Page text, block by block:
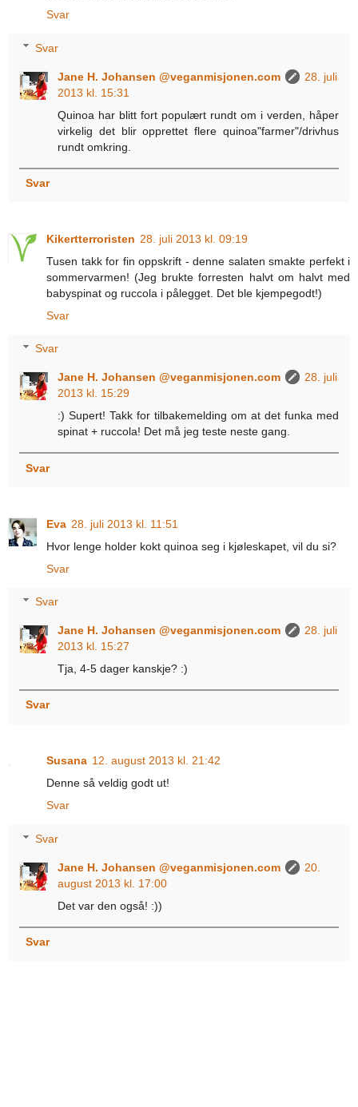
Svar
Svar
Jane H. Johansen @veganmisjonen.com
28. juli
2013 kl. 15:31
Quinoa har blitt fort populært rundt om i verden, håper
virkelig det blir opprettet flere quinoa"farmer"/drivhus
rundt omkring.
Svar
Kikertterroristen 28. juli 2013 kl. 09:19
Tusen takk for fin oppskrift - denne salaten smakte perfekt i
sommervarmen! (Jeg brukte forresten halvt om halvt med
babyspinat og ruccola i pålegget. Det ble kjempegodt!)
Svar
Svar
Jane H. Johansen @veganmisjonen.com
28. juli
2013 kl. 15:29
:) Supert! Takk for tilbakemelding om at det funka med
spinat + ruccola! Det må jeg teste neste gang.
Svar
Eva 28. juli 2013 kl. 11:51
Hvor lenge holder kokt quinoa seg i kjøleskapet, vil du si?
Svar
Svar
Jane H. Johansen @veganmisjonen.com
28. juli
2013 kl. 15:27
Tja, 4-5 dager kanskje? :)
Svar
Susana 12. august 2013 kl. 21:42
Denne så veldig godt ut!
Svar
Svar
Jane H. Johansen @veganmisjonen.com
20.
august 2013 kl. 17:00
Det var den også! :))
Svar